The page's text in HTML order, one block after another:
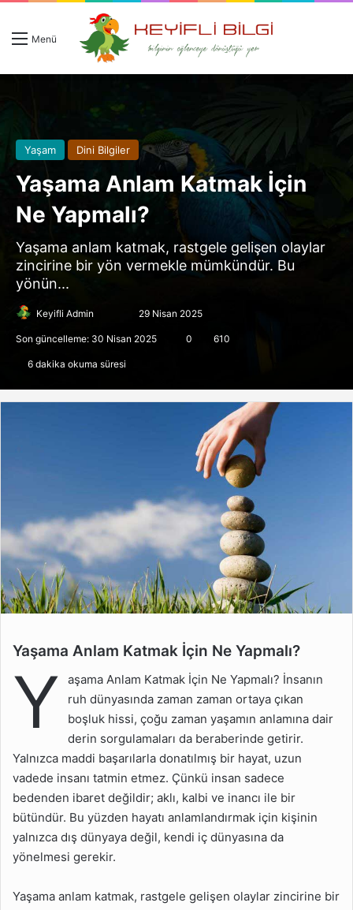
Menü
Yaşam Dini Bilgiler
Yaşama Anlam Katmak İçin
Ne Yapmalı?
Yaşama anlam katmak, rastgele gelişen olaylar
zincirine bir yön vermekle mümkündür. Bu
yönün...
Keyifli Admin
göndermek
29 Nisan 2025
Son güncelleme: 30 Nisan 2025 0 610
6 dakika okuma süresi
Yaşama Anlam Katmak
İçsel Huzur Nasıl
Sağlanır?
Hayatın Amacı Nasıl
Belirlenir?
Değersizlik Hissi Nasıl
Yenilir?
Bulunur?
Aşılır?
Yaşama Anlam Katmak İçin Ne Yapmalı?
Y
aşama Anlam Katmak İçin Ne Yapmalı? İnsanın
ruh dünyasında zaman zaman ortaya çıkan
boşluk hissi, çoğu zaman yaşamın anlamına dair
derin sorgulamaları da beraberinde getirir.
Yalnızca maddi başarılarla donatılmış bir hayat, uzun
vadede insanı tatmin etmez. Çünkü insan sadece
bedenden ibaret değildir; aklı, kalbi ve inancı ile bir
bütündür. Bu yüzden hayatı anlamlandırmak için kişinin
yalnızca dış dünyaya değil, kendi iç dünyasına da
yönelmesi gerekir.
Yaşama anlam katmak, rastgele gelişen olaylar zincirine bir